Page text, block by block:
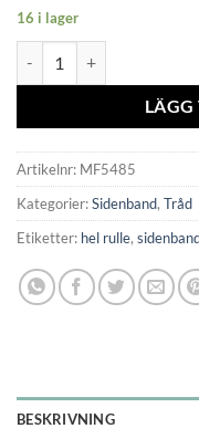
16 i lager
LÄGG
Artikelnr: MF5485
Kategorier:Sidenband, Tråd
Etiketter: hel rulle,
BESKRIVNING